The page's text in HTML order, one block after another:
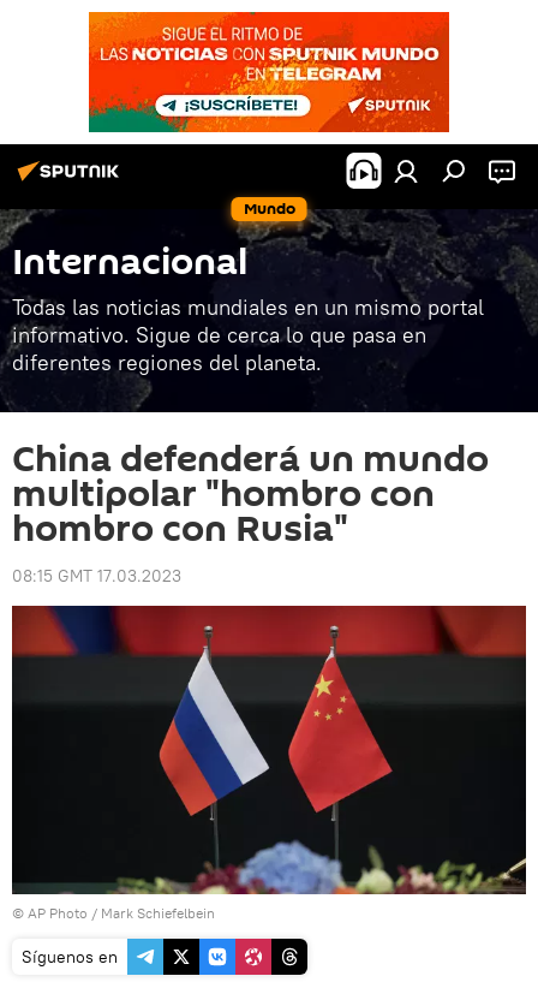
Mundo
Internacional
Todas las noticias mundiales en un mismo portal
informativo. Sigue de cerca lo que pasa en
diferentes regiones del planeta.
China defenderá un mundo
multipolar "hombro con
hombro con Rusia"
08:15 GMT 17.03.2023
© AP Photo / Mark Schiefelbein
Síguenos en